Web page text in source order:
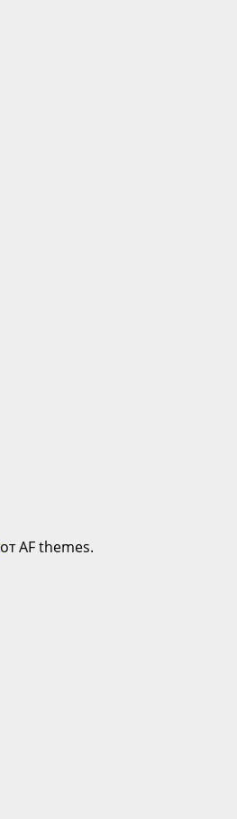
от AF themes.